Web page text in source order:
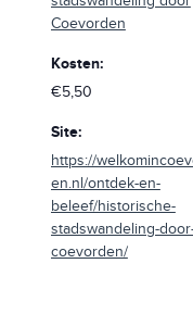
Coevorden
Kosten:
€5,50
Site:
https://
en.nl/ontdek-en-
beleef/historische-
stadswandeling-
coevorden/